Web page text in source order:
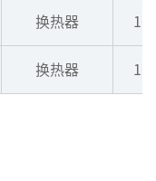
换热器
换热器